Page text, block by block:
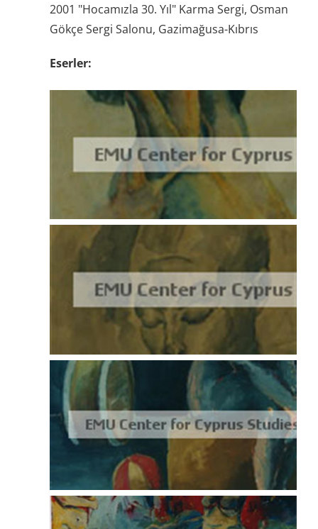
2001 "Hocamızla 30. Yıl" Karma Sergi, Osman
Gökçe Sergi Salonu, Gazimağusa-Kıbrıs
Eserler: